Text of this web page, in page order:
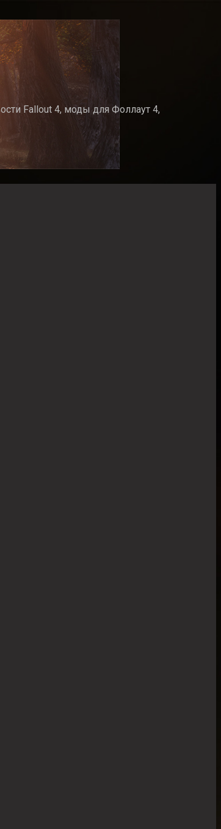
Fallout 4, моды для Фоллаут 4,